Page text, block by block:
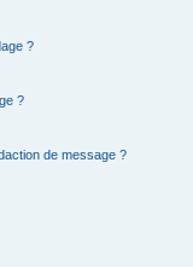
?
?
de message ?